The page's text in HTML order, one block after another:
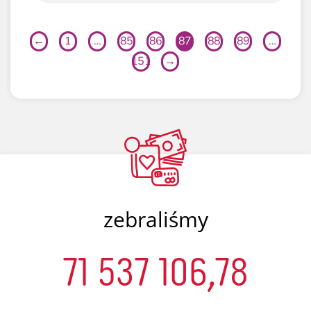
← 1 … 85 86 87 88 89
…
151
→
zebraliśmy
71 537 106,78